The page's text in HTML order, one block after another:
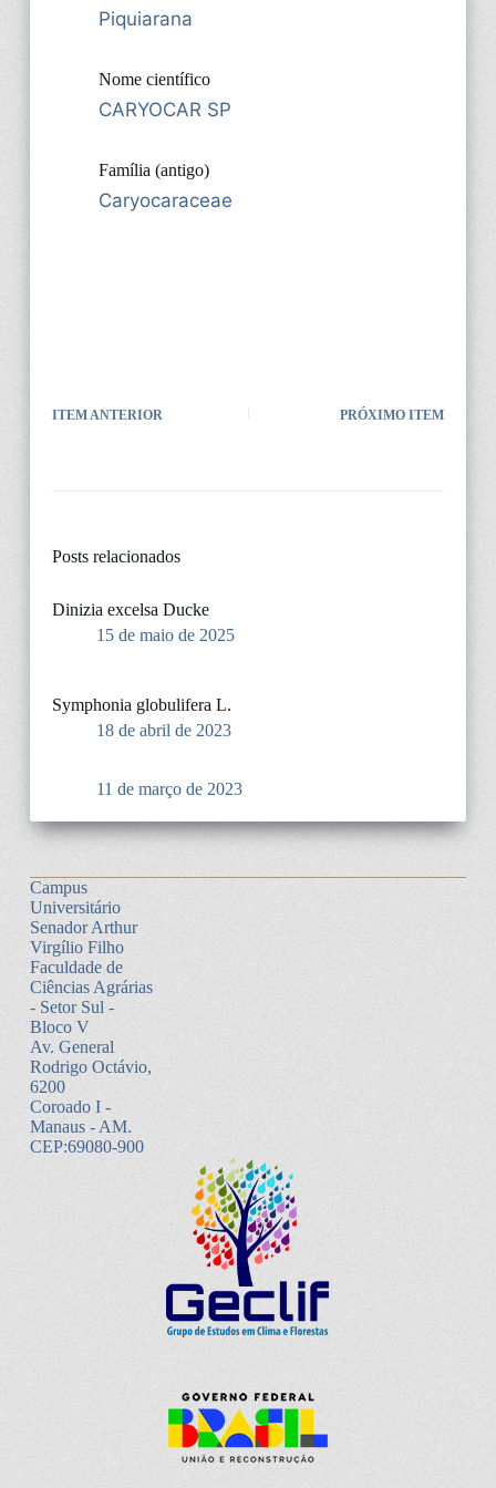
Piquiarana
Nome científico
CARYOCAR SP
Família (antigo)
Caryocaraceae
ITEM ANTERIOR PRÓXIMO ITEM
Posts relacionados
Dinizia excelsa Ducke
15 de maio de 2025
Symphonia globulifera L.
18 de abril de 2023
11 de março de 2023
Campus
Universitário
Senador Arthur
Virgílio Filho
Faculdade de
Ciências Agrárias
- Setor Sul -
Bloco V
Av. General
Rodrigo Octávio,
6200
Coroado I -
Manaus - AM.
CEP:69080-900